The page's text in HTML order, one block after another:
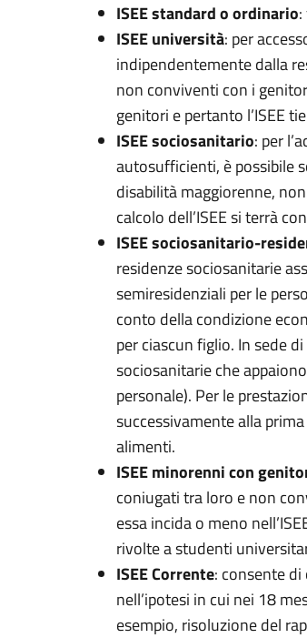
ISEE standard o ordinario
ISEE università: per
indipendentemente dalla
non conviventi con i
genitori e pertanto l’ISEE
ISEE sociosanitario: per
autosufficienti, è possibile
disabilità maggiorenne,
calcolo dell’ISEE si terrà
ISEE sociosanitario-
residenze sociosanitarie
semiresidenziali per le
conto della condizione
per ciascun figlio. In sede
sociosanitarie che
personale). Per le
successivamente alla
alimenti.
ISEE minorenni con
coniugati tra loro e non
essa incida o meno
rivolte a studenti
ISEE Corrente: consente
nell’ipotesi in cui nei 18
esempio, risoluzione del